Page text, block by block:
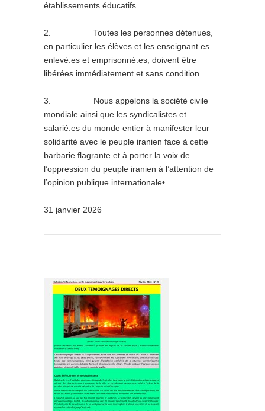
établissements éducatifs.
2. Toutes les personnes détenues,
en particulier les élèves et les enseignant.es
enlevé.es et emprisonné.es, doivent être
libérées immédiatement et sans condition.
3. Nous appelons la société civile
mondiale ainsi que les syndicalistes et
salarié.es du monde entier à manifester leur
solidarité avec le peuple iranien face à cette
barbarie flagrante et à porter la voix de
l’oppression du peuple iranien à l’attention de
l’opinion publique internationale•
31 janvier 2026